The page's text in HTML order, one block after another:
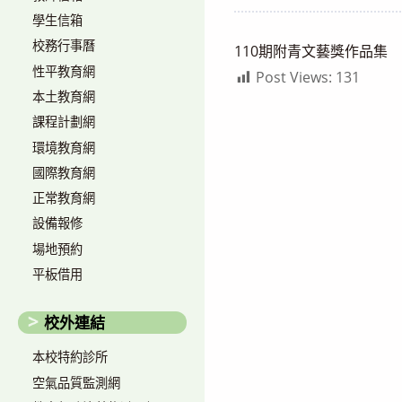
110期附青文藝獎作品集
Post Views: 131
學生信箱
校務行事曆
性平教育網
本土教育網
課程計劃網
環境教育網
國際教育網
正常教育網
設備報修
場地預約
平板借用
校外連結
本校特約診所
空氣品質監測網